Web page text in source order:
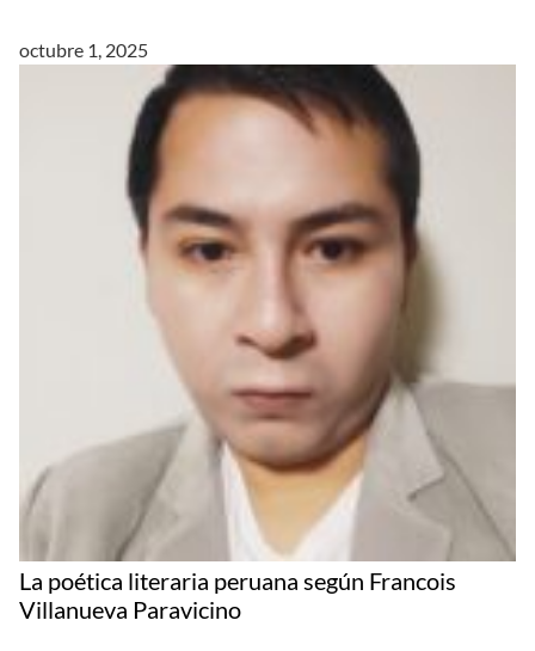
octubre 1, 2025
La poética literaria peruana según Francois
Villanueva Paravicino